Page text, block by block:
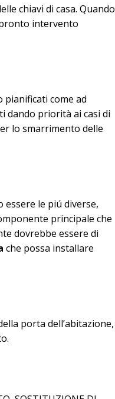
chiavi di casa. Quando
intervento
come ad
dando priorità ai casi di
lo smarrimento delle
le piú diverse,
principale che
dovrebbe essere di
che possa installare
porta dell’abitazione,